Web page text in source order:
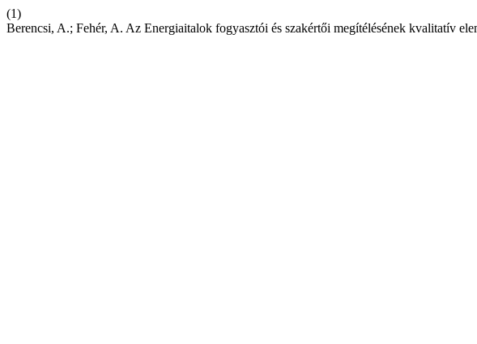
(1)
Berencsi, A.; Fehér, A. Az Energiaitalok fogyasztói és szakértői megítélésének kvalitatív